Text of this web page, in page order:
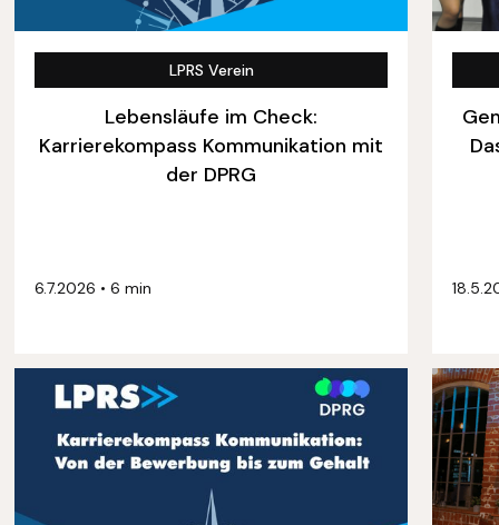
LPRS Verein
Lebensläufe im Check:
Karrierekompass Kommunikation mit
der DPRG
6.7.2026 •6 min